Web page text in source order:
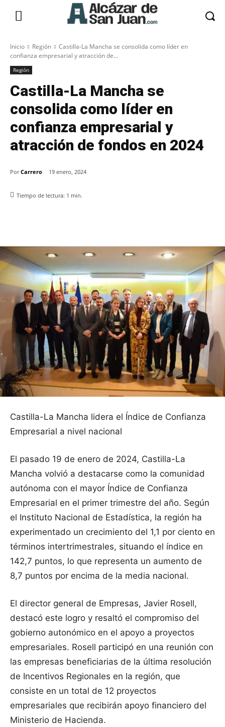
Inicio Región
Castilla-La Mancha se consolida como líder en
confianza empresarial y atracción de...
Región
Castilla-La Mancha se
consolida como líder en
confianza empresarial y
atracción de fondos en 2024
Por Carrero 19 enero, 2024
Tiempo de lectura: 1 min.
Castilla-La Mancha lidera el Índice de Confianza
Empresarial a nivel nacional
El pasado 19 de enero de 2024, Castilla-La
Mancha volvió a destacarse como la comunidad
autónoma con el mayor Índice de Confianza
Empresarial en el primer trimestre del año. Según
el Instituto Nacional de Estadística, la región ha
experimentado un crecimiento del 1,1 por ciento en
términos intertrimestrales, situando el índice en
142,7 puntos, lo que representa un aumento de
8,7 puntos por encima de la media nacional.
El director general de Empresas, Javier Rosell,
destacó este logro y resaltó el compromiso del
gobierno autonómico en el apoyo a proyectos
empresariales. Rosell participó en una reunión con
las empresas beneficiarias de la última resolución
de Incentivos Regionales en la región, que
consiste en un total de 12 proyectos
empresariales que recibirán apoyo financiero del
Ministerio de Hacienda.